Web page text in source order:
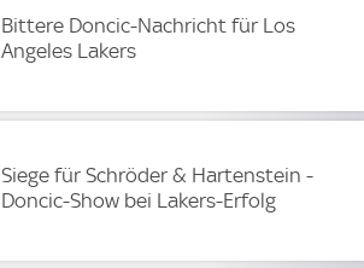
Bittere Doncic-Nachricht für Los
Angeles Lakers
Siege für Schröder & Hartenstein -
Doncic-Show bei Lakers-Erfolg